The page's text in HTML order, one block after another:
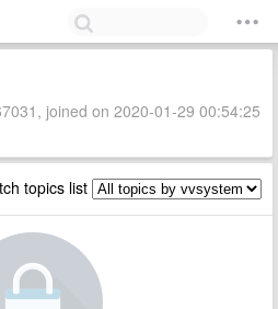
joined on 2020-01-29 00:54:25
topics list